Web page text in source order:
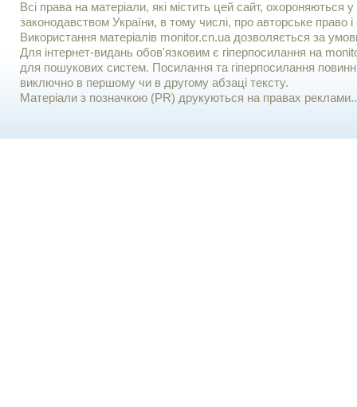
Всі права на матеріали, які містить цей сайт, охороняються у
законодавством України, в тому числі, про авторське право і
Використання матерiалiв monitor.cn.ua дозволяється за
Для iнтернет-видань обов'язковим є гiперпосилання на
для пошукових систем. Посилання та гіперпосилання
виключно в першому чи в другому абзаці тексту.
Матеріали з позначкою (PR) друкуються на правах реклами..